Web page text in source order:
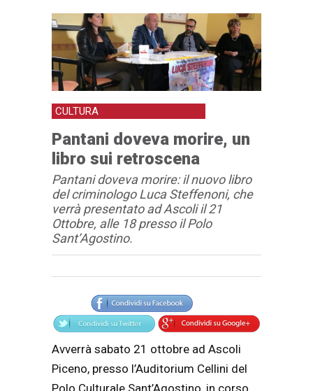
CULTURA
Pantani doveva morire, un
libro sui retroscena
Pantani doveva morire: il nuovo libro
del criminologo Luca Steffenoni, che
verrà presentato ad Ascoli il 21
Ottobre, alle 18 presso il Polo
Sant’Agostino.
Articolo
Testo articolo principale
Avverrà sabato 21 ottobre ad Ascoli
Piceno, presso l’Auditorium Cellini del
Polo Culturale Sant’Agostino, in corso